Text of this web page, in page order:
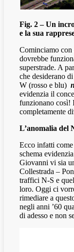
Fig. 2 – Un
e la sua
Cominciamo con
dovrebbe
superstrade. A
che desiderano
W (rosso e blu)
evidenzia il
funzionano così!
completamente
L’anomalia del
Ecco infatti
schema
Giovanni vi sia
Collestrada –
traffici N-S e
loro. Oggi ci
rimediare a
negli anni ’60
di adesso e non